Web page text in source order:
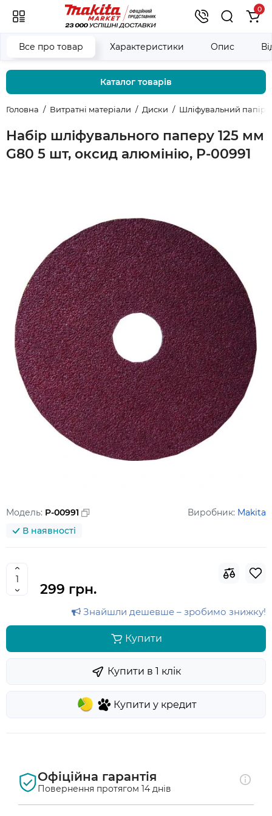
0
Каталог товарів
Головна Витратні матеріали Диски Шліфувальний папір
Набір шліфувального паперу 125 мм
G80 5 шт, оксид алюмінію, P-00991
Все про товар Характеристики Опис
Модель: P-00991 Виробник: Makita
В наявності
299 грн.
Знайшли дешевше – зробимо знижку!
Купити
Купити у кредит
Купити в 1 клiк
Офіційна гарантія
Повернення протягом 14 днів